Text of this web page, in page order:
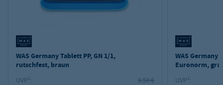
WAS Germany Tablett PP, GN 1/1,
rutschfest, braun
UVP²:
9,50 €
WAS Germany
Euronorm,
UVP²: